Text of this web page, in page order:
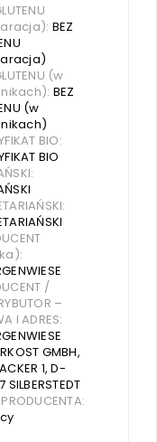
BEZ
(w
BEZ
(w
BIO:
BIO
/
–
I ADRES:
GMBH,
1, D-